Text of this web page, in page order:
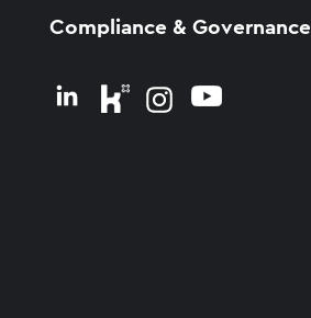
Compliance & Governance